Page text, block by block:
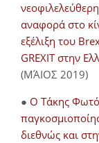
αναφορά στο
εξέλιξη του
GREXIT στην
(ΜΆΙΟΣ 2019)
● Ο Τάκης
διεθνώς και